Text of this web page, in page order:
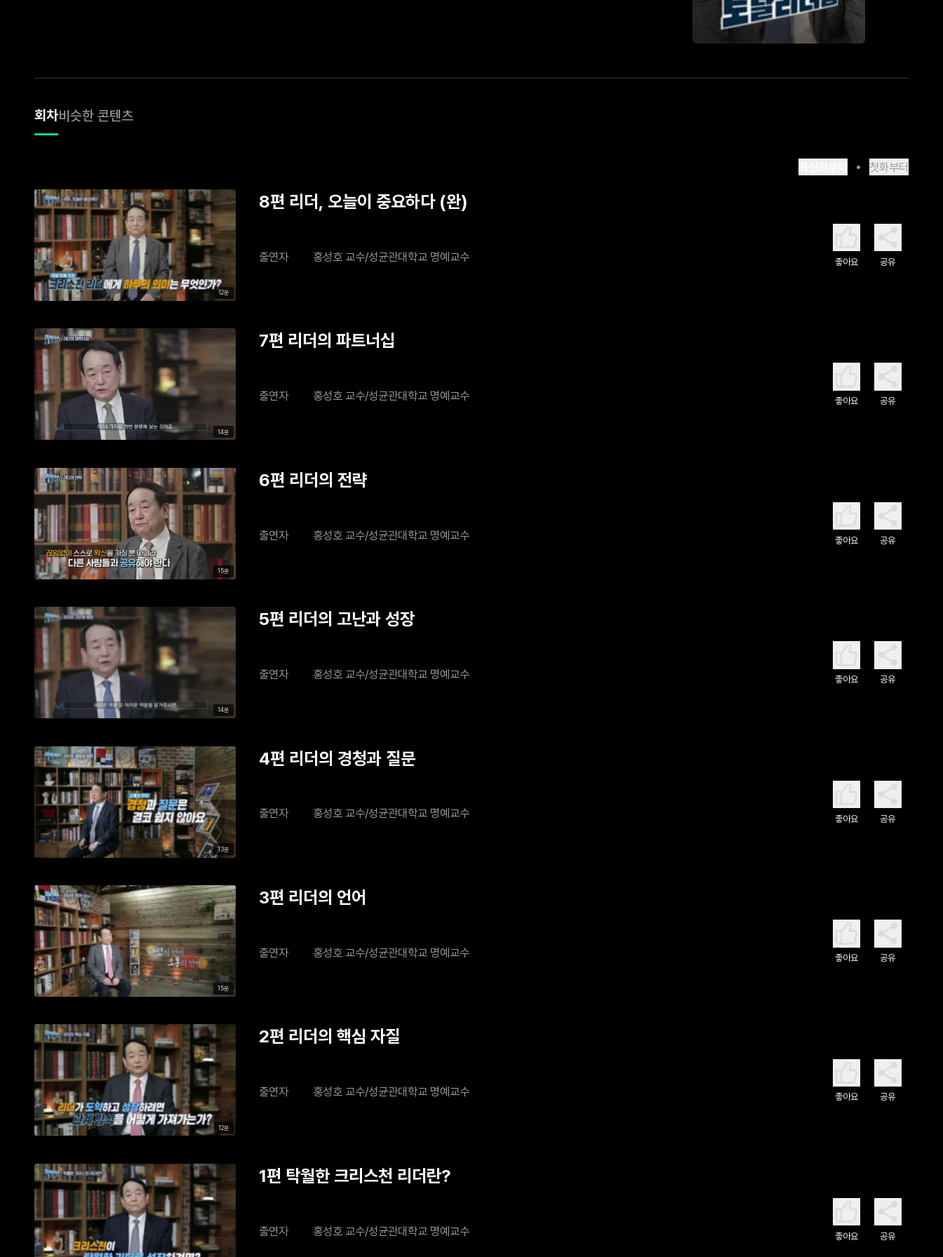
회차비슷한 콘텐츠
첫화부터
12분
8편 리더, 오늘이 중요하다 (완)
출연자 홍성호 교수/성균관대학교 명예교수 좋아요 공유
14분
7편 리더의 파트너십
출연자 홍성호 교수/성균관대학교 명예교수 좋아요 공유
15분
6편 리더의 전략
출연자 홍성호 교수/성균관대학교 명예교수 좋아요 공유
14분
5편 리더의 고난과 성장
출연자 홍성호 교수/성균관대학교 명예교수 좋아요 공유
13분
4편 리더의 경청과 질문
출연자 홍성호 교수/성균관대학교 명예교수 좋아요 공유
15분
3편 리더의 언어
출연자 홍성호 교수/성균관대학교 명예교수 좋아요 공유
12분
2편 리더의 핵심 자질
출연자 홍성호 교수/성균관대학교 명예교수 좋아요 공유
1편 탁월한 크리스천 리더란?
출연자 홍성호 교수/성균관대학교 명예교수 좋아요 공유